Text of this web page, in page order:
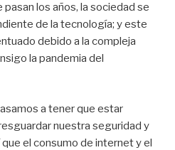
los años, la sociedad se
de la tecnología; y este
debido a la compleja
la pandemia del
a tener que estar
nuestra seguridad y
el consumo de internet y el